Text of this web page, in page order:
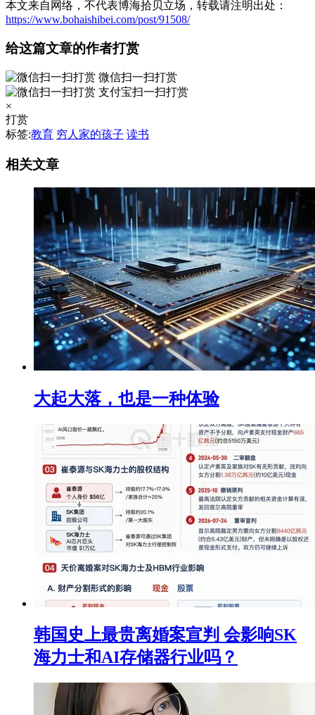
本文来自网络，不代表博海拾贝立场，转载请注明出处：
https://www.bohaishibei.com/post/91508/
给这篇文章的作者打赏
微信扫一扫打赏
支付宝扫一扫打赏
×
打赏
标签:教育 穷人家的孩子 读书
相关文章
大起大落，也是一种体验
韩国史上最贵离婚案宣判 会影响SK
海力士和AI存储器行业吗？